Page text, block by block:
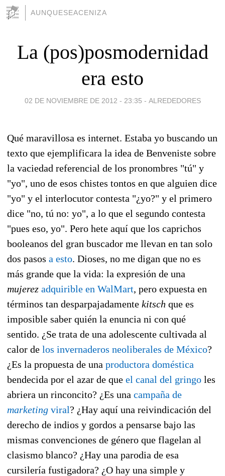
AUNQUESEACENIZA
La (pos)posmodernidad
era esto
02 DE NOVIEMBRE DE 2012 - 23:35 - ALREDEDORES
Qué maravillosa es internet. Estaba yo buscando un
texto que ejemplificara la idea de Benveniste sobre
la vaciedad referencial de los pronombres "tú" y
"yo", uno de esos chistes tontos en que alguien dice
"yo" y el interlocutor contesta "¿yo?" y el primero
dice "no, tú no: yo", a lo que el segundo contesta
"pues eso, yo". Pero hete aquí que los caprichos
booleanos del gran buscador me llevan en tan solo
dos pasos a esto. Dioses, no me digan que no es
más grande que la vida: la expresión de una
mujerez adquirible en WalMart, pero expuesta en
términos tan desparpajadamente kitsch que es
imposible saber quién la enuncia ni con qué
sentido. ¿Se trata de una adolescente cultivada al
calor de los invernaderos neoliberales de México?
¿Es la propuesta de una productora doméstica
bendecida por el azar de que el canal del gringo les
abriera un rinconcito? ¿Es una campaña de
marketing viral? ¿Hay aquí una reivindicación del
derecho de indios y gordos a pensarse bajo las
mismas convenciones de género que flagelan al
clasismo blanco? ¿Hay una parodia de esa
cursilería fustigadora? ¿O hay una simple y